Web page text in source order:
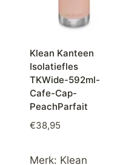
Klean Kanteen
Isolatiefles
TKWide-592ml-
Cafe-Cap-
PeachParfait
€38,95
Merk: Klean